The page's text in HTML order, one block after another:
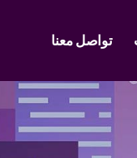
تواصل معنا